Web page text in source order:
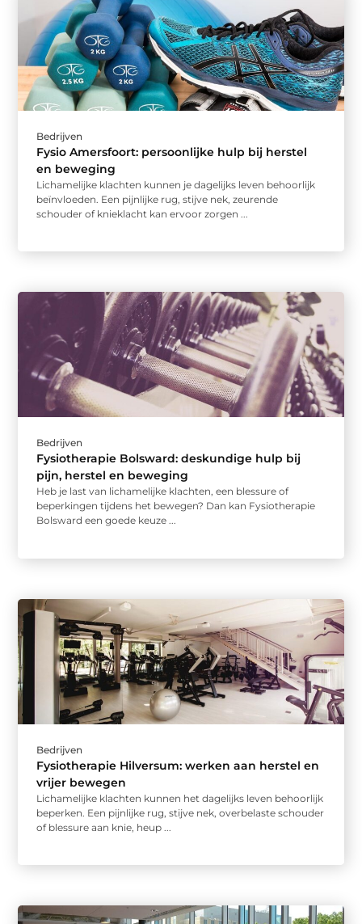
Bedrijven
Fysio Amersfoort: persoonlijke hulp bij herstel
en beweging
Lichamelijke klachten kunnen je dagelijks leven behoorlijk
beïnvloeden. Een pijnlijke rug, stijve nek, zeurende
schouder of knieklacht kan ervoor zorgen ...
Bedrijven
Fysiotherapie Bolsward: deskundige hulp bij
pijn, herstel en beweging
Heb je last van lichamelijke klachten, een blessure of
beperkingen tijdens het bewegen? Dan kan Fysiotherapie
Bolsward een goede keuze ...
Bedrijven
Fysiotherapie Hilversum: werken aan herstel en
vrijer bewegen
Lichamelijke klachten kunnen het dagelijks leven behoorlijk
beperken. Een pijnlijke rug, stijve nek, overbelaste schouder
of blessure aan knie, heup ...